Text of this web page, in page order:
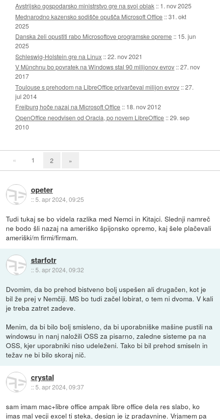
Avstrijsko gospodarsko ministrstvo gre na svoj oblak :: 1. nov 2025
Mednarodno kazensko sodišče opušča Microsoft Office ::31. okt
2025
Danska želi opustiti rabo Microsoftove programske opreme :: 15. jun
2025
Schleswig-Holstein gre na Linux ::22. nov 2021
V Münchnu bo povratek na Windows stal 90 milijonov evrov ::27. nov
2017
Toulouse s prehodom na LibreOffice privarčeval milijon evrov ::27.
jul 2014
Freiburg hoče nazaj na Microsoft Office :: 18. nov 2012
OpenOffice neodvisen od Oracla, po novem LibreOffice ::29. sep
2010
« 1 2 »
opeter
::5. apr 2024, 09:25
Tudi tukaj se bo videla razlika med Nemci in Kitajci. Slednji namreč
ne bodo šli nazaj na ameriško špijonsko opremo, kaj šele plačevali
ameriški/m firmi/firmam.
starfotr
:: 5. apr 2024, 09:32
Dvomim, da bo prehod bistveno bolj uspešen ali drugačen, kot je
bil že prej v Nemčiji. MS bo tudi začel lobirat, o tem ni dvoma. V kali
je treba zatret zadeve.
Menim, da bi bilo bolj smisleno, da bi uporabniške mašine pustili na
windowsu in nanj naložili OSS za pisarno, zaledne sisteme pa na
OSS, kjer uporabniki niso udeleženi. Tako bi bil prehod smiseln in
težav ne bi bilo skoraj nič.
crystal
::5. apr 2024, 09:37
sam imam mac+libre office ampak libre office dela res slabo, ko
imas mal vecji excel ti steka, design je iz pradavnine. Vrjamem pa